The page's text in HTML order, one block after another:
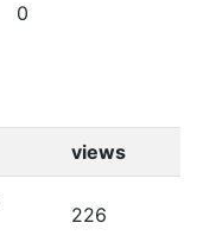
0
views
226